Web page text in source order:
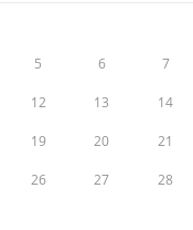
5 6 7
12 13 14
19 20 21
26 27 28